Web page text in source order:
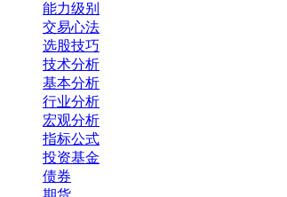
能力级别
交易心法
选股技巧
技术分析
基本分析
行业分析
宏观分析
指标公式
投资基金
债券